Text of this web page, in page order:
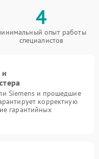
4
опыт работы
специалистов
и
Siemens и прошедшие
корректную
гарантийных